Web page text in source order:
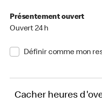
Présentement ouvert
Ouvert 24 h
Définir comme mon
Cacher heures